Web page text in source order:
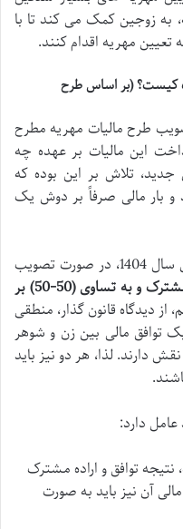
به زوجین کمک می کند تا با
مهریه اقدام کنند.
کیست؟ (بر اساس طرح
طرح مالیات مهریه مطرح
این مالیات بر عهده چه
تلاش بر این بوده که
و بار مالی صرفاً بر دوش یک
بر اساس جزئیات طرح پیشنهادی برای سال 1404، در صورت تصویب
مالیات مهریه به صورت مشترک و به تساوی (50-50) بر
از دیدگاه قانون گذار، منطقی
توافق مالی بین زن و شوهر
دارند. لذا، هر دو نیز باید
دارد:
نتیجه توافق و اراده مشترک
آن نیز باید به صورت